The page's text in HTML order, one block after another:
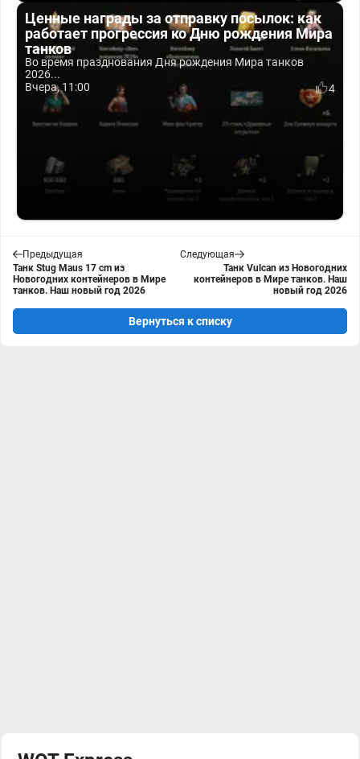
Ценные награды за отправку посылок: как
работает прогрессия ко Дню рождения Мира
танков
Во время празднования Дня рождения Мира танков
2026...
Вчера, 11:00
4
Предыдущая
Танк Stug Maus 17 cm из
Новогодних контейнеров в Мире
танков. Наш новый год 2026
Следующая
Танк Vulcan из Новогодних
контейнеров в Мире танков. Наш
новый год 2026
Вернуться к списку